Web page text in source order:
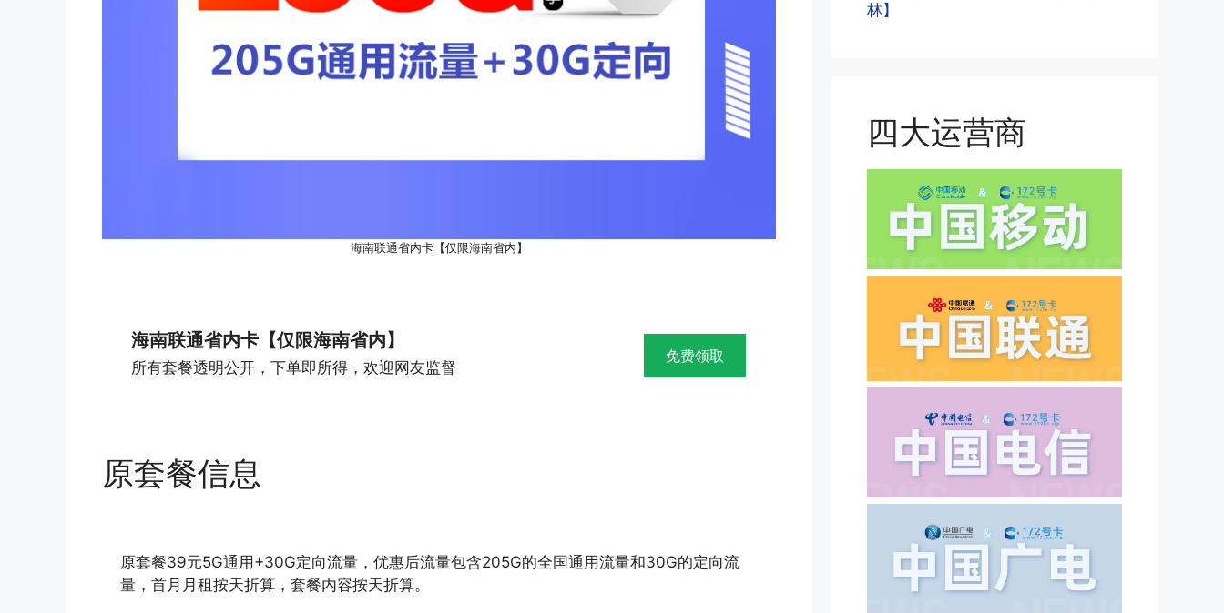
海南联通省内卡【仅限海南省内】
海南联通省内卡【仅限海南省内】
所有套餐透明公开，下单即所得，欢迎网友监督
免费领取
原套餐信息
原套餐39元5G通用+30G定向流量，优惠后流量包含205G的全国通用流量和30G的定向流
量，首月月租按天折算，套餐内容按天折算。
林】
四大运营商